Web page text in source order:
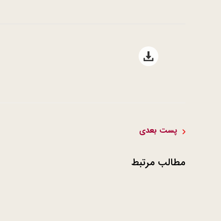
Open file download list
پست بعدی
مطالب مرتبط